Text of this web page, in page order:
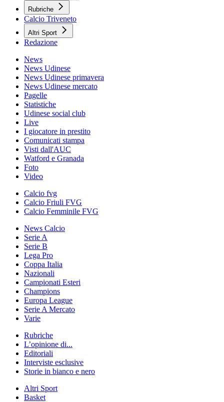
Rubriche
Calcio Triveneto
Altri Sport
Redazione
News
News Udinese
News Udinese primavera
News Udinese mercato
Pagelle
Statistiche
Udinese social club
Live
I giocatore in prestito
Comunicati stampa
Visti dall'AUC
Watford e Granada
Foto
Video
Calcio fvg
Calcio Friuli FVG
Calcio Femminile FVG
News Calcio
Serie A
Serie B
Lega Pro
Coppa Italia
Nazionali
Campionati Esteri
Champions
Europa League
Serie A Mercato
Varie
Rubriche
L’opinione di...
Editoriali
Interviste esclusive
Storie in bianco e nero
Altri Sport
Basket